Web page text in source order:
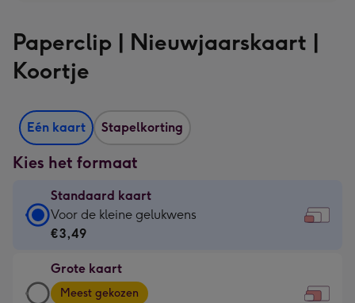
Paperclip | Nieuwjaarskaart |
Koortje
Eén kaart Stapelkorting
Kies het formaat
Standaard kaart
Standaard
kaart
€3,49
-
Voor de kleine gelukwens
€3,49
Grote kaart
Grote
Meest gekozen